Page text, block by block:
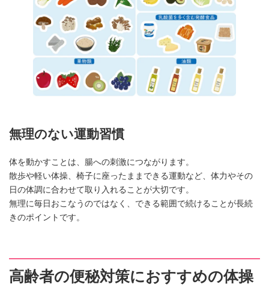
無理のない運動習慣
体を動かすことは、腸への刺激につながります。
散歩や軽い体操、椅子に座ったままできる運動など、体力やその
日の体調に合わせて取り入れることが大切です。
無理に毎日おこなうのではなく、できる範囲で続けることが長続
きのポイントです。
高齢者の便秘対策におすすめの体操